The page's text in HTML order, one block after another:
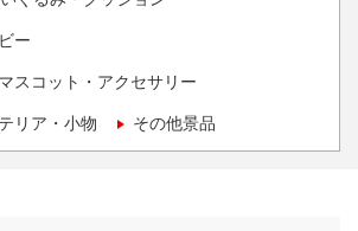
ー
スコット・アクセサリー
リア・小物 その他景品